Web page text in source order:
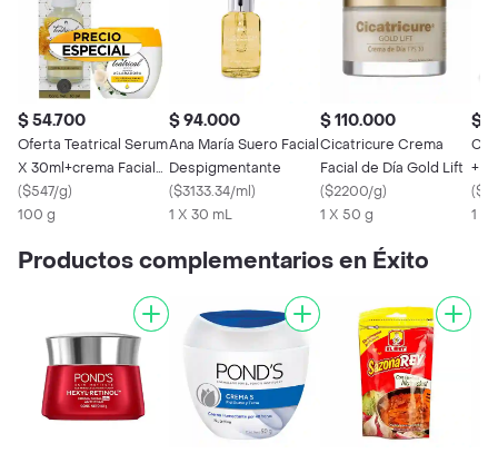
$ 54.700
Oferta Teatrical Serum
X 30ml+crema Facial
Precio Especial
($547/g)
100 g
$ 94.000
Ana María Suero Facial
Despigmentante
($3133.34/ml)
1 X 30 mL
$ 110.000
Cicatricure Crema
Facial de Día Gold Lift
($2200/g)
1 X 50 g
$
+
(
1 X
Productos complementarios en Éxito